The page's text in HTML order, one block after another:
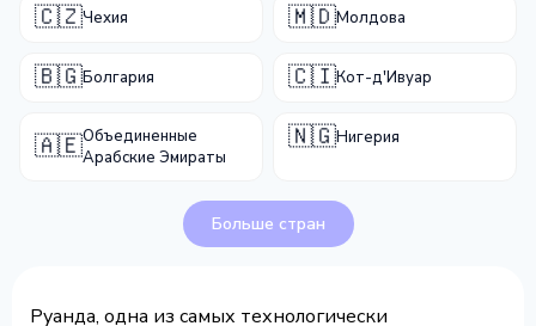
🇨🇿Чехия 🇲🇩Молдова
🇧🇬Болгария 🇨🇮Кот-д'Ивуар
🇦🇪Объединенные
Арабские Эмираты
🇳🇬Нигерия
Больше стран
Руанда, одна из самых технологически